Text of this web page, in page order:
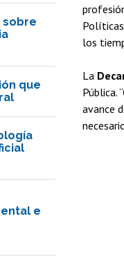
sobre
que
e
los
La
Pública.
avance